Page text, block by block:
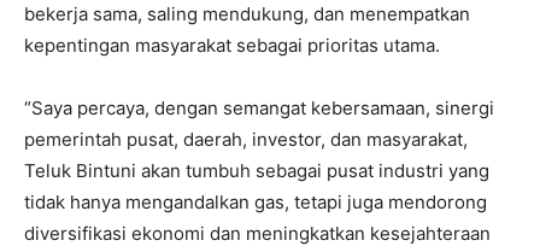
bekerja sama, saling mendukung, dan menempatkan
kepentingan masyarakat sebagai prioritas utama.
“Saya percaya, dengan semangat kebersamaan, sinergi
pemerintah pusat, daerah, investor, dan masyarakat,
Teluk Bintuni akan tumbuh sebagai pusat industri yang
tidak hanya mengandalkan gas, tetapi juga mendorong
diversifikasi ekonomi dan meningkatkan kesejahteraan